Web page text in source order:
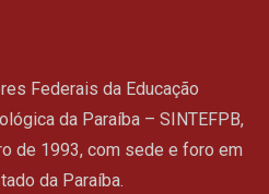
Federais da Educação
da Paraíba – SINTEFPB,
de 1993, com sede e foro em
da Paraíba.